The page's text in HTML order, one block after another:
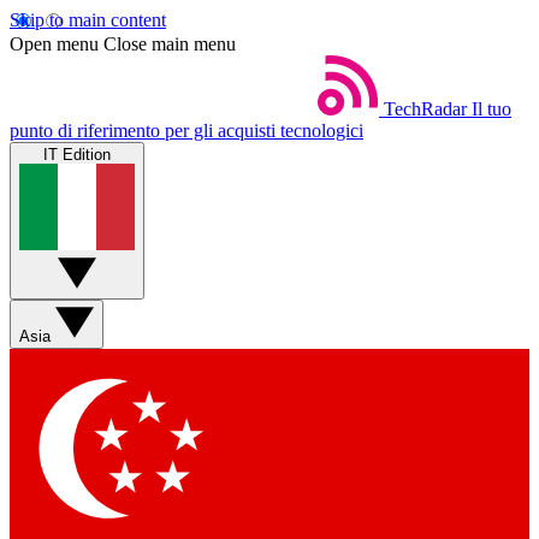
Skip to main content
Open menu Close main menu
TechRadar Il tuo
punto di riferimento per gli acquisti tecnologici
IT Edition
Asia